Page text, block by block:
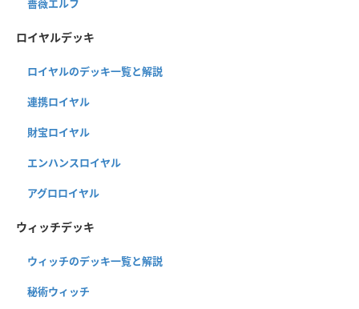
薔薇エルフ
ロイヤルデッキ
ロイヤルのデッキ一覧と解説
連携ロイヤル
財宝ロイヤル
エンハンスロイヤル
アグロロイヤル
ウィッチデッキ
ウィッチのデッキ一覧と解説
秘術ウィッチ